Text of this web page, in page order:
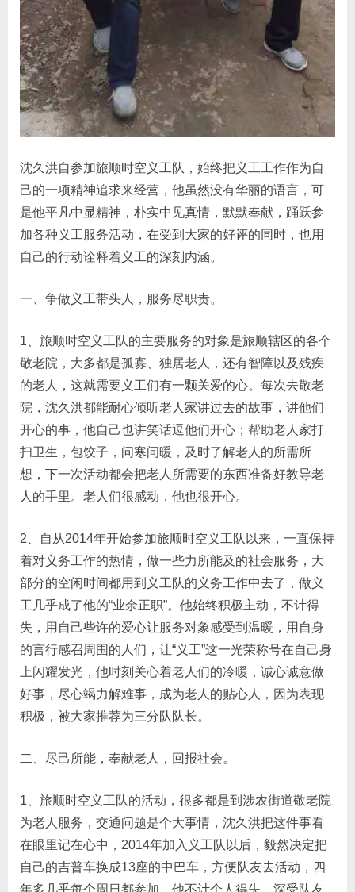
沈久洪自参加旅顺时空义工队，始终把义工工作作为自
己的一项精神追求来经营，他虽然没有华丽的语言，可
是他平凡中显精神，朴实中见真情，默默奉献，踊跃参
加各种义工服务活动，在受到大家的好评的同时，也用
自己的行动诠释着义工的深刻内涵。
一、争做义工带头人，服务尽职责。
1、旅顺时空义工队的主要服务的对象是旅顺辖区的各个
敬老院，大多都是孤寡、独居老人，还有智障以及残疾
的老人，这就需要义工们有一颗关爱的心。每次去敬老
院，沈久洪都能耐心倾听老人家讲过去的故事，讲他们
开心的事，他自己也讲笑话逗他们开心；帮助老人家打
扫卫生，包饺子，问寒问暖，及时了解老人的所需所
想，下一次活动都会把老人所需要的东西准备好教导老
人的手里。老人们很感动，他也很开心。
2、自从2014年开始参加旅顺时空义工队以来，一直保持
着对义务工作的热情，做一些力所能及的社会服务，大
部分的空闲时间都用到义工队的义务工作中去了，做义
工几乎成了他的“业余正职”。他始终积极主动，不计得
失，用自己些许的爱心让服务对象感受到温暖，用自身
的言行感召周围的人们，让“义工”这一光荣称号在自己身
上闪耀发光，他时刻关心着老人们的冷暖，诚心诚意做
好事，尽心竭力解难事，成为老人的贴心人，因为表现
积极，被大家推荐为三分队队长。
二、尽己所能，奉献老人，回报社会。
1、旅顺时空义工队的活动，很多都是到涉农街道敬老院
为老人服务，交通问题是个大事情，沈久洪把这件事看
在眼里记在心中，2014年加入义工队以后，毅然决定把
自己的吉普车换成13座的中巴车，方便队友去活动，四
年多几乎每个周日都参加，他不计个人得失，深受队友